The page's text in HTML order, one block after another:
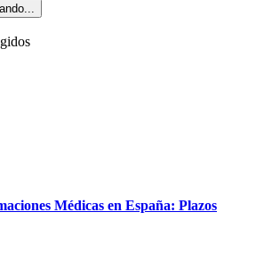
Médicas en España: Plazos